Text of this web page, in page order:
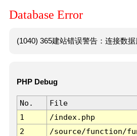
Database Error
(1040) 365建站错误警告：连接数
PHP Debug
No. File
1
/index.php
2
/source/function/